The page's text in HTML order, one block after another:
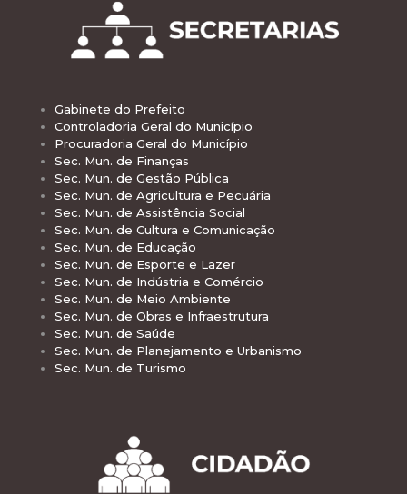
Gabinete do Prefeito
Controladoria Geral do Município
Procuradoria Geral do Município
Sec. Mun. de Finanças
Sec. Mun. de Gestão Pública
Sec. Mun. de Agricultura e Pecuária
Sec. Mun. de Assistência Social
Sec. Mun. de Cultura e Comunicação
Sec. Mun. de Educação
Sec. Mun. de Esporte e Lazer
Sec. Mun. de Indústria e Comércio
Sec. Mun. de Meio Ambiente
Sec. Mun. de Obras e Infraestrutura
Sec. Mun. de Saúde
Sec. Mun. de Planejamento e Urbanismo
Sec. Mun. de Turismo